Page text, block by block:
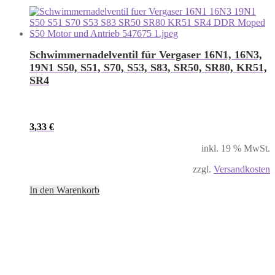
Schwimmernadelventil für Vergaser 16N1, 16N3,
19N1 S50, S51, S70, S53, S83, SR50, SR80, KR51,
SR4
3,33 €
inkl. 19 % MwSt.
zzgl. Versandkosten
In den Warenkorb